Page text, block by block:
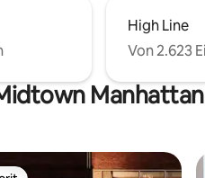
High Line
Von 2.623
Manhattan